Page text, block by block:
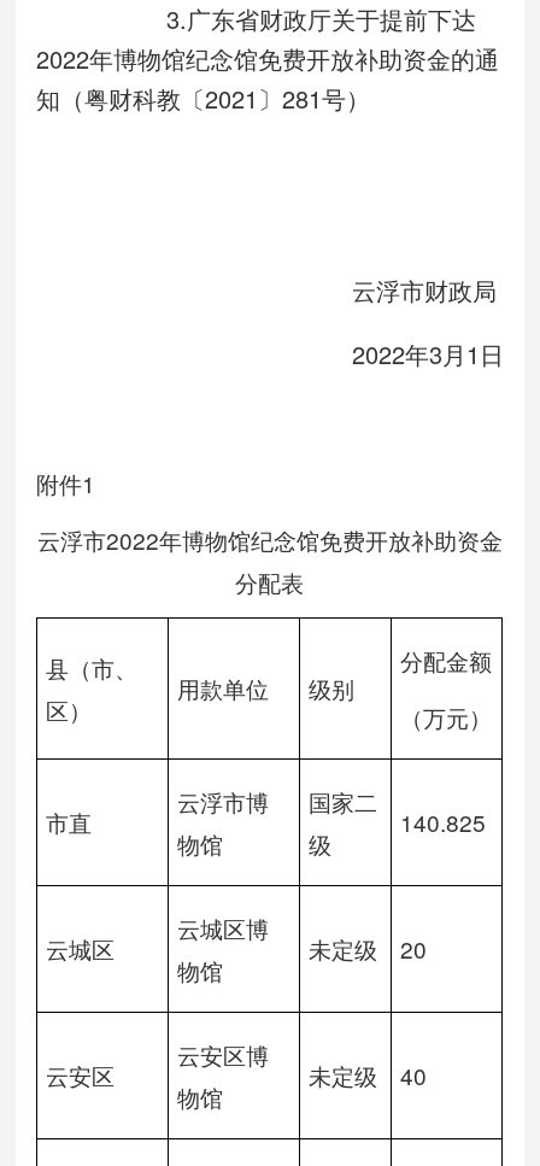
3.广东省财政厅关于提前下达
2022年博物馆纪念馆免费开放补助资金的通
知（粤财科教〔2021〕281号）
云浮市财政局
2022年3月1日
附件1
云浮市2022年博物馆纪念馆免费开放补助资金
分配表
县（市、
区）
用款单位 级别
分配金额
（万元）
市直
云浮市博
物馆
国家二
级
140.825
云城区
云城区博
物馆
未定级 20
云安区
云安区博
物馆
未定级 40